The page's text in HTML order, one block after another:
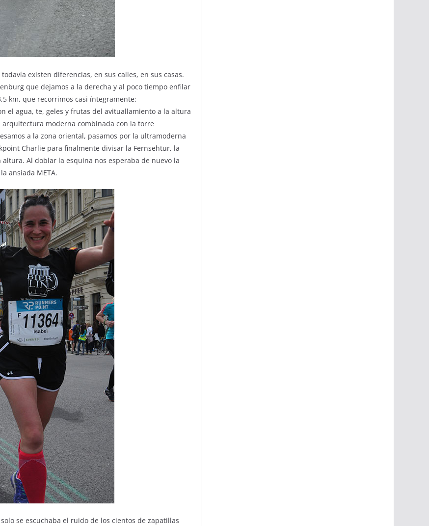
existen diferencias, en sus calles, en sus casas.
que dejamos a la derecha y al poco tiempo enfilar
km, que recorrimos casi íntegramente:
el agua, te, geles y frutas del avituallamiento a la altura
moderna combinada con la torre
a la zona oriental, pasamos por la ultramoderna
Charlie para finalmente divisar la Fernsehtur, la
Al doblar la esquina nos esperaba de nuevo la
ansiada META.
se escuchaba el ruido de los cientos de zapatillas